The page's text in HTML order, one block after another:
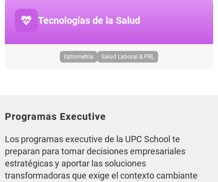
Tecnologías de la Salud
Optometría Salud Laboral & PRL
Programas Executive
Los programas executive de la UPC School te
preparan para tomar decisiones empresariales
estratégicas y aportar las soluciones
transformadoras que exige el contexto cambiante